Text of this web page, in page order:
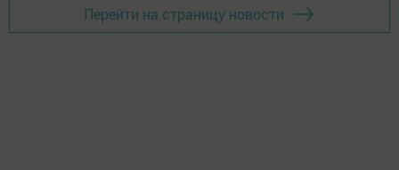
Перейти на страницу новости